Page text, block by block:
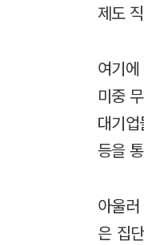
제도
여기
미중
대기
등을
아울
은 집